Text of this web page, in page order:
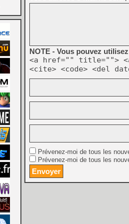
NOTE - Vous pouvez
<a href="" title="">
<cite> <code> <del
Prévenez-moi de tous les
Prévenez-moi de tous les